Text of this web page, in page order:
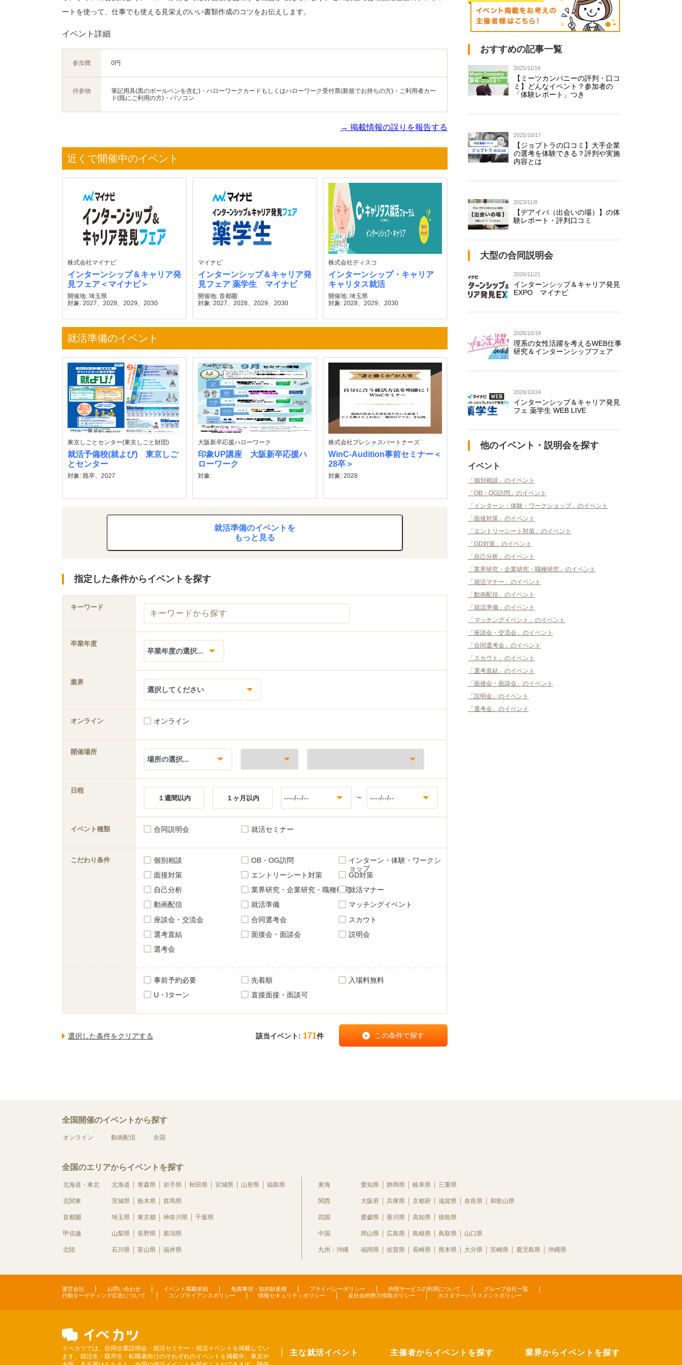
ートを使って、仕事でも使える見栄えのいい書類作成のコツをお伝えします。
イベント詳細
参加費 0円
持参物
筆記用具(黒のボールペンを含む)・ハローワークカードもしくはハローワーク受付票(新規でお持ちの方)・ご利用者カー
ド(既にご利用の方)・パソコン
→ 掲載情報の誤りを報告する
近くで開催中のイベント
株式会社マイナビ
インターンシップ＆キャリア発
見フェア＜マイナビ＞
開催地: 埼玉県
対象: 2027、2028、2029、2030
マイナビ
インターンシップ＆キャリア発
見フェア 薬学生 マイナビ
開催地: 首都圏
対象: 2027、2028、2029、2030
株式会社ディスコ
インターンシップ・キャリア
キャリタス就活
開催地: 埼玉県
対象: 2028、2029、2030
就活準備のイベント
東京しごとセンター(東京しごと財団)
就活予備校(就よび) 東京しご
とセンター
対象: 既卒、2027
大阪新卒応援ハローワーク
印象UP講座 大阪新卒応援ハ
ローワーク
対象:
株式会社プレシャスパートナーズ
WinC-Audition事前セミナー＜
28卒＞
対象: 2028
就活準備のイベントを
もっと見る
指定した条件からイベントを探す
キーワード
卒業年度
業界
オンライン オンライン
開催場所
日程
１週間以内
１ヶ月以内 ~
イベント種類 合同説明会 就活セミナー
こだわり条件 個別相談 OB・OG訪問
インターン・体験・ワークシ
ョップ
面接対策
エントリーシート対策
GD対策
自己分析
業界研究・企業研究・職種研究就活マナー
動画配信
就活準備
マッチングイベント
座談会・交流会
合同選考会
スカウト
選考直結
面接会・面談会
説明会
選考会
事前予約必要 先着順
入場料無料
U・Iターン
直接面接・面談可
該当イベント: 171件
おすすめの記事一覧
2025/11/18
【ミーツカンパニーの評判・口コ
ミ】どんなイベント？参加者の
「体験レポート」つき
2025/10/17
【ジョブトラの口コミ】大手企業
の選考を体験できる？評判や実施
内容とは
2023/11/8
【デアイバ（出会いの場）】の体
験レポート・評判口コミ
大型の合同説明会
2026/11/21
インターンシップ＆キャリア発見
EXPO マイナビ
2026/10/18
理系の女性活躍を考えるWEB仕事
研究＆インターンシップフェア
2026/10/24
インターンシップ＆キャリア発見
フェ 薬学生 WEB LIVE
他のイベント・説明会を探す
イベント
「個別相談」のイベント
「OB・OG訪問」のイベント
「インターン・体験・ワークショップ」のイベント
「面接対策」のイベント
「エントリーシート対策」のイベント
「GD対策」のイベント
「自己分析」のイベント
「業界研究・企業研究・職種研究」のイベント
「就活マナー」のイベント
「動画配信」のイベント
「就活準備」のイベント
「マッチングイベント」のイベント
「座談会・交流会」のイベント
「合同選考会」のイベント
「スカウト」のイベント
「選考直結」のイベント
「面接会・面談会」のイベント
「説明会」のイベント
「選考会」のイベント
全国開催のイベントから探す
オンライン 動画配信 全国
全国のエリアからイベントを探す
北海道・東北 北海道 青森県 岩手県 秋田県 宮城県 山形県 福島県
北関東 茨城県 栃木県 群馬県
首都圏 埼玉県 東京都 神奈川県 千葉県
甲信越 山梨県 長野県 新潟県
北陸 石川県 富山県 福井県
東海 愛知県 静岡県 岐阜県 三重県
関西 大阪府 兵庫県 京都府 滋賀県 奈良県 和歌山県
四国 愛媛県 香川県 高知県 徳島県
中国 岡山県 広島県 島根県 鳥取県 山口県
九州・沖縄 福岡県 佐賀県 長崎県 熊本県 大分県 宮崎県 鹿児島県 沖縄県
運営会社 お問い合わせ イベント掲載依頼 免責事項・知的財産権 プライバシーポリシー 外部サービスの利用について
グループ会社一覧
行動ターゲティング広告について
コンプライアンスポリシー 情報セキュリティポリシー 反社会的勢力排除ポリシー カスタマーハラスメントポリシー
イベカツでは、合同企業説明会・就活セミナー・就活イベントを掲載してい
ます。就活生・既卒生・転職者向けのそれぞれのイベントを掲載中。東京や
主な就活イベント 主催者からイベントを探す 業界からイベントを探す